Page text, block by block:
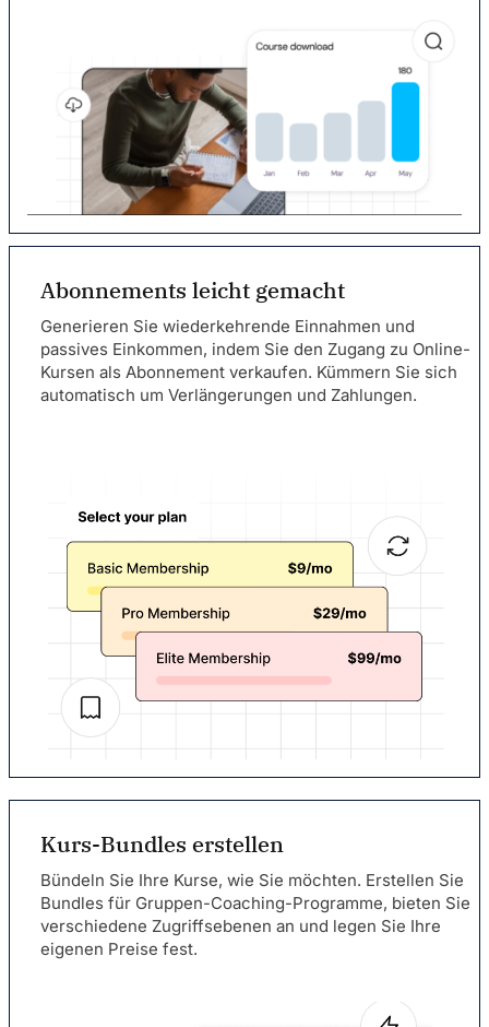
Abonnements leicht gemacht
Generieren Sie wiederkehrende Einnahmen und
passives Einkommen, indem Sie den Zugang zu Online-
Kursen als Abonnement verkaufen. Kümmern Sie sich
automatisch um Verlängerungen und Zahlungen.
Kurs-Bundles erstellen
Bündeln Sie Ihre Kurse, wie Sie möchten. Erstellen Sie
Bundles für Gruppen-Coaching-Programme, bieten Sie
verschiedene Zugriffsebenen an und legen Sie Ihre
eigenen Preise fest.